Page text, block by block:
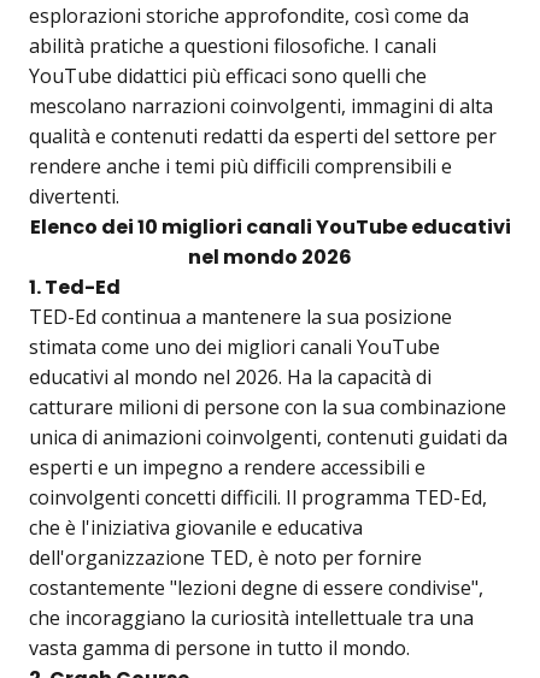
esplorazioni storiche approfondite, così come da
abilità pratiche a questioni filosofiche. I canali
YouTube didattici più efficaci sono quelli che
mescolano narrazioni coinvolgenti, immagini di alta
qualità e contenuti redatti da esperti del settore per
rendere anche i temi più difficili comprensibili e
divertenti.
Elenco dei 10 migliori canali YouTube educativi
nel mondo 2026
1. Ted-Ed
TED-Ed continua a mantenere la sua posizione
stimata come uno dei migliori canali YouTube
educativi al mondo nel 2026. Ha la capacità di
catturare milioni di persone con la sua combinazione
unica di animazioni coinvolgenti, contenuti guidati da
esperti e un impegno a rendere accessibili e
coinvolgenti concetti difficili. Il programma TED-Ed,
che è l'iniziativa giovanile e educativa
dell'organizzazione TED, è noto per fornire
costantemente "lezioni degne di essere condivise",
che incoraggiano la curiosità intellettuale tra una
vasta gamma di persone in tutto il mondo.